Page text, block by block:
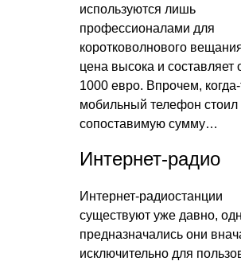
используются лишь
профессионалами для
коротковолнового
цена высока и составляет
1000 евро. Впрочем,
мобильный телефон стоил
сопоставимую сумму…
Интернет-радио
Интернет-радиостанции
существуют уже давно,
предназначались они
исключительно для